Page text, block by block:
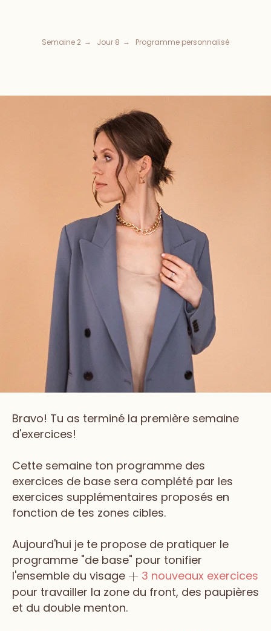
Semaine 2 → Jour 8 → Programme personnalisé
Bravo! Tu as terminé la première semaine
d'exercices!
Cette semaine ton programme des
exercices de base sera complété par les
exercices supplémentaires proposés en
fonction de tes zones cibles.
Aujourd'hui je te propose de pratiquer le
programme "de base" pour tonifier
l'ensemble du visage + 3 nouveaux exercices
pour travailler la zone du front, des paupières
et du double menton.